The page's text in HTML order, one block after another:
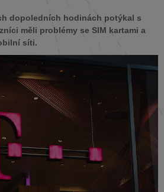
dopoledních hodinách potýkal s
měli problémy se SIM kartami a
síti.